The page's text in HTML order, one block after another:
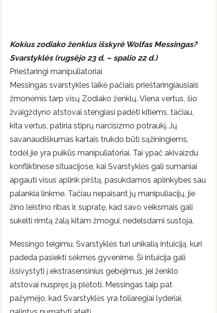
Kokius zodiako ženklus išskyrė Wolfas Messingas?
Svarstyklės (rugsėjo 23 d. – spalio 22 d.)
Prieštaringi manipuliatoriai
Messingas svarstykles laikė pačiais prieštaringiausiais
žmonėmis tarp visų Zodiako ženklų. Viena vertus, šio
žvaigždyno atstovai stengiasi padėti kitiems, tačiau,
kita vertus, patiria stiprų narcisizmo potraukį. Jų
savanaudiškumas kartais trukdo būti sąžiningiems,
todėl jie yra puikūs manipuliatoriai. Tai ypač akivaizdu
konfliktinėse situacijose, kai Svarstyklės gali sumaniai
apgauti visus aplink pirštą, pasukdamos aplinkybes sau
palankia linkme. Tačiau nepaisant jų manipuliacijų, jie
žino leistino ribas ir, supratę, kad savo veiksmais gali
sukelti rimtą žalą kitam žmogui, nedelsdami sustoja.
Messingo teigimu, Svarstyklės turi unikalią intuiciją, kuri
padeda pasiekti sėkmės gyvenime. Ši intuicija gali
išsivystyti į ekstrasensinius gebėjimus, jei ženklo
atstovai nuspręs ją plėtoti. Messingas taip pat
pažymėjo, kad Svarstyklės yra toliaregiai lyderiai,